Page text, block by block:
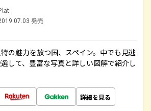
発売
の魅力を放つ国、スペイン。中でも見逃
して、豊富な写真と詳しい図解で紹介し
詳細を見る